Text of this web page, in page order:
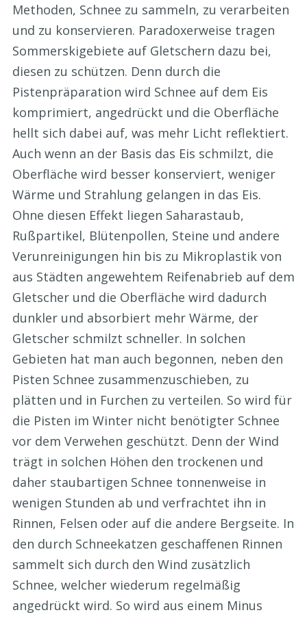
Methoden, Schnee zu sammeln, zu verarbeiten
und zu konservieren. Paradoxerweise tragen
Sommerskigebiete auf Gletschern dazu bei,
diesen zu schützen. Denn durch die
Pistenpräparation wird Schnee auf dem Eis
komprimiert, angedrückt und die Oberfläche
hellt sich dabei auf, was mehr Licht reflektiert.
Auch wenn an der Basis das Eis schmilzt, die
Oberfläche wird besser konserviert, weniger
Wärme und Strahlung gelangen in das Eis.
Ohne diesen Effekt liegen Saharastaub,
Rußpartikel, Blütenpollen, Steine und andere
Verunreinigungen hin bis zu Mikroplastik von
aus Städten angewehtem Reifenabrieb auf dem
Gletscher und die Oberfläche wird dadurch
dunkler und absorbiert mehr Wärme, der
Gletscher schmilzt schneller. In solchen
Gebieten hat man auch begonnen, neben den
Pisten Schnee zusammenzuschieben, zu
plätten und in Furchen zu verteilen. So wird für
die Pisten im Winter nicht benötigter Schnee
vor dem Verwehen geschützt. Denn der Wind
trägt in solchen Höhen den trockenen und
daher staubartigen Schnee tonnenweise in
wenigen Stunden ab und verfrachtet ihn in
Rinnen, Felsen oder auf die andere Bergseite. In
den durch Schneekatzen geschaffenen Rinnen
sammelt sich durch den Wind zusätzlich
Schnee, welcher wiederum regelmäßig
angedrückt wird. So wird aus einem Minus